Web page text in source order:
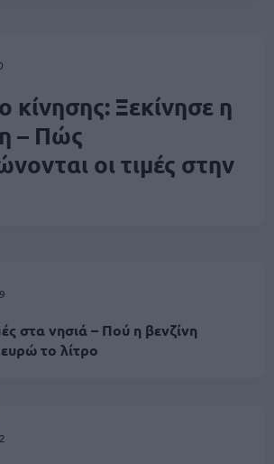
κίνησης: Ξεκίνησε η
– Πώς
οι τιμές στην
στα νησιά – Πού η βενζίνη
ευρώ το λίτρο